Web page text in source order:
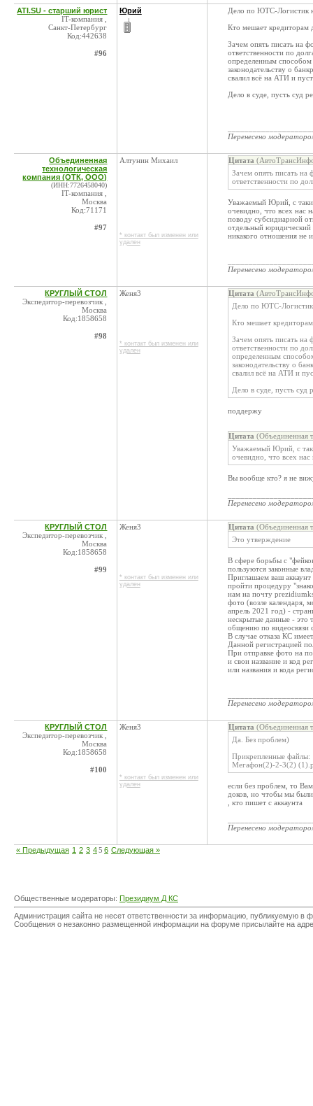
ATI.SU - старший юрист
IT-компания ,
Санкт-Петербург
Код:442638
#96
Юрий
Дело по ЮТС-Логистик
Кто мешает кредиторам
Зачем опять писать на
ответственности по
определенным способом
законодательству о
свалил всё на АТИ и
Дело в суде, пусть суд
Перенесено
Объединенная
технологическая
компания (ОТК, ООО)
(ИНН:7726458040)
IT-компания ,
Москва
Код:71171
#97
Алтунин Михаил
* контакт был изменен или
удален
Цитата
Зачем опять писать на
ответственности по
Уважаемый Юрий, с
очевидно, что всех нас
поводу субсидиарной
отдельный
никакого отношения не
Перенесено
КРУГЛЫЙ СТОЛ
Экспедитор-перевозчик ,
Москва
Код:1858658
#98
Женя3
* контакт был изменен или
удален
Цитата
Дело по ЮТС-Логистик
Кто мешает
Зачем опять писать на
ответственности по
определенным
законодательству о
свалил всё на АТИ и
Дело в суде, пусть суд
поддержу
Цитата (Объединенная
Уважаемый Юрий, с
очевидно, что всех нас
Вы вообще кто? я не
Перенесено
КРУГЛЫЙ СТОЛ
Экспедитор-перевозчик ,
Москва
Код:1858658
#99
Женя3
* контакт был изменен или
удален
Цитата (Объединенная
Это утверждение
В сфере борьбы с
пользуются законные
Приглашаем ваш
пройти процедуру
нам на почту
фото (возле календаря,
апрель 2021 год) -
нескрытые данные - это
общению по видеосвязи
В случае отказа КС
Данной регистрацией
При отправке фото на
и свои название и код
или названия и кода
Перенесено
КРУГЛЫЙ СТОЛ
Экспедитор-перевозчик ,
Москва
Код:1858658
#100
Женя3
* контакт был изменен или
удален
Цитата (Объединенная
Да. Без проблем)
Прикрепленные файлы:
Мегафон(2)-2-3(2)
если без проблем, то
доков, но чтобы мы были
, кто пишет с аккаунта
Перенесено
« Предыдущая 1 2 3 45 6 Следующая »
Общественные модераторы: Президиум Д КС
Администрация сайта не несет ответственности за информацию, публикуемую
Сообщения о незаконно размещенной информации на форуме присылайте на